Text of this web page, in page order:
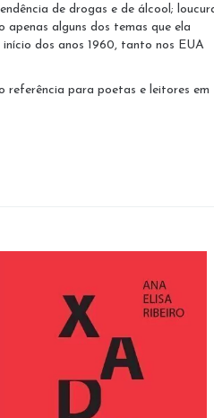
de drogas e de álcool;
apenas alguns dos temas que ela
dos anos 1960, tanto nos EUA
referência para poetas e leitores em